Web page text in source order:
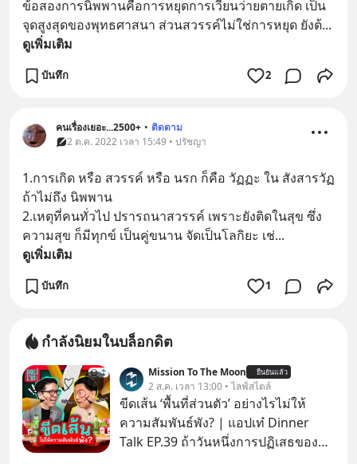
ข้อสองการนิพพานคือการหยุดการเวียนว่ายตายเกิด เป็น
จุดสูงสุดของพุทธศาสนา ส่วนสวรรค์ไม่ใช่การหยุด ยังต้...
ดูเพิ่มเติม
บันทึก 2
คนเรื่องเยอะ...2500+ • ติดตาม
2 ต.ค. 2022 เวลา 15:49 • ปรัชญา
1.การเกิด หรือ สวรรค์ หรือ นรก ก็คือ วัฏฏะ ใน สังสารวัฏ
ถ้าไม่ถึง นิพพาน
2.เหตุที่คนทั่วไป ปรารถนาสวรรค์ เพราะยังติดในสุข ซึ่ง
ความสุข ก็มีทุกข์ เป็นคู่ขนาน จัดเป็นโลกิยะ เช่...
ดูเพิ่มเติม
บันทึก 1
กำลังนิยมในบล็อกดิต
Mission To The Moon ยืนยันแล้ว
2 ส.ค. เวลา 13:00 • ไลฟ์สไตล์
ขีดเส้น ‘พื้นที่ส่วนตัว’ อย่างไรไม่ให้
ความสัมพันธ์พัง? | แอปเท๋ Dinner
Talk EP.39 ถ้าวันหนึ่งการปฏิเสธของ